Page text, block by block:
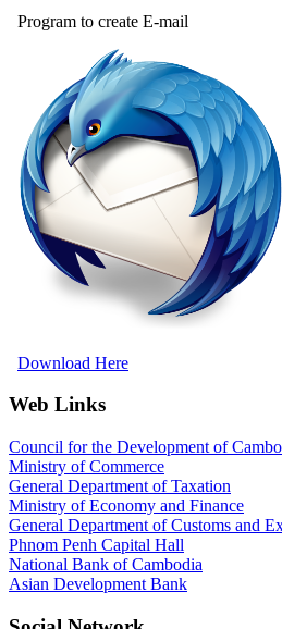
Program to create E-mail
Download Here
Web Links
Council for the Development of
Ministry of Commerce
General Department of Taxation
Ministry of Economy and Finance
General Department of Customs and
Phnom Penh Capital Hall
National Bank of Cambodia
Asian Development Bank